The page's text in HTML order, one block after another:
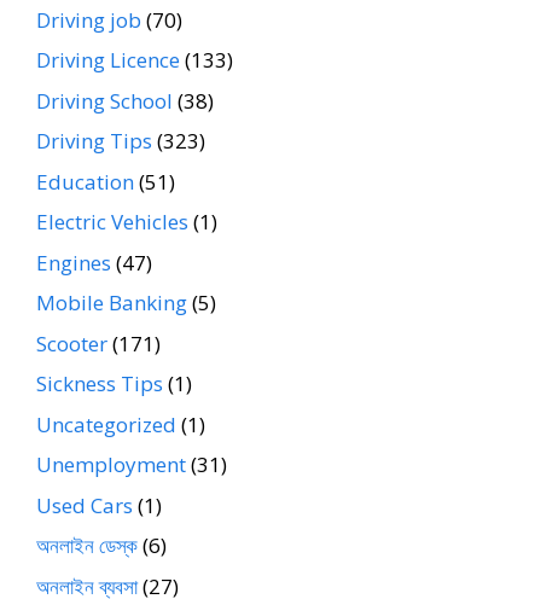
Driving job (70)
Driving Licence(133)
Driving School (38)
Driving Tips (323)
Education(51)
Electric Vehicles (1)
Engines (47)
Mobile Banking(5)
Scooter(171)
Sickness Tips (1)
Uncategorized (1)
Unemployment(31)
Used Cars (1)
অনলাইন ডেস্ক(6)
অনলাইন ব্যবসা(27)